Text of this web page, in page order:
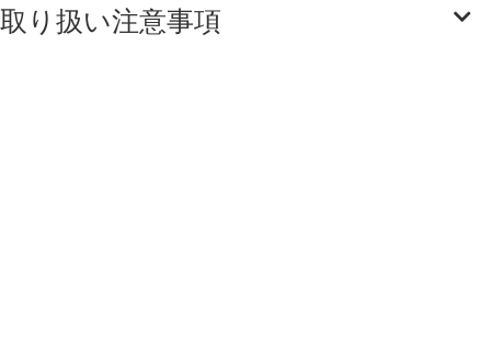
取り扱い注意事項